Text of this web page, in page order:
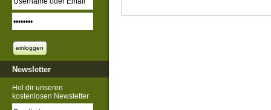
Newsletter
Hol dir unseren
kostenlosen Newsletter